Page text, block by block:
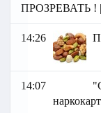
ПРОЗРЕВАТЬ ! |
14:26
14:07